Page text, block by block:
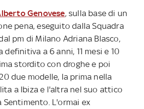
Genovese, sulla base di un
pena, eseguito dalla Squadra
pm di Milano Adriana Blasco,
a 6 anni, 11 mesi e 10
stordito con droghe e poi
due modelle, la prima nella
a Ibiza e l'altra nel suo attico
Sentimento. L'ormai ex